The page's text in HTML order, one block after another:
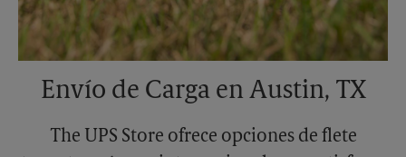
Envío de Carga en Austin, TX
The UPS Store ofrece opciones de flete